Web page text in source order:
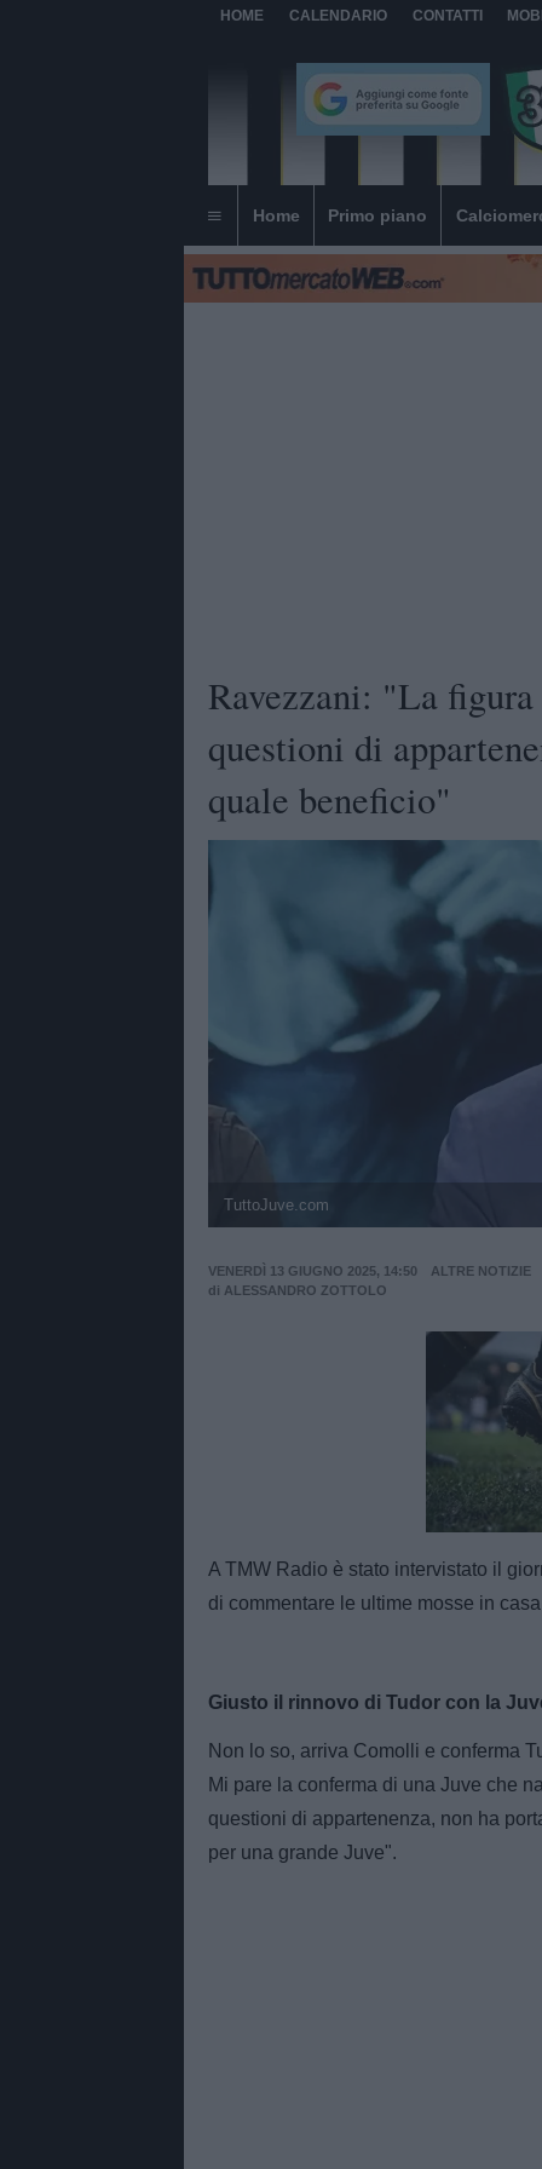
HOME CALENDARIO CONTATTI
Home Primo piano
Ravezzani: "La
questioni di
quale beneficio"
TuttoJuve.com
VENERDÌ 13 GIUGNO 2025, 14:50
ALTRE NOTIZIE
di ALESSANDRO ZOTTOLO
A TMW Radio è stato intervistato il
di commentare le ultime mosse in
Giusto il rinnovo di Tudor con la
Non lo so, arriva Comolli e conferma
Mi pare la conferma di una Juve che
questioni di appartenenza, non ha
per una grande Juve".